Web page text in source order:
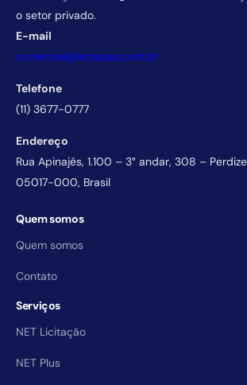
o setor privado.
E-mail
comercial@licitacao.com.br
Telefone
(11) 3677-0777
Endereço
Rua Apinajés, 1.100 – 3° andar, 308 –
05017-000, Brasil
Quem somos
Quem somos
Contato
Serviços
NET Licitação
NET Plus